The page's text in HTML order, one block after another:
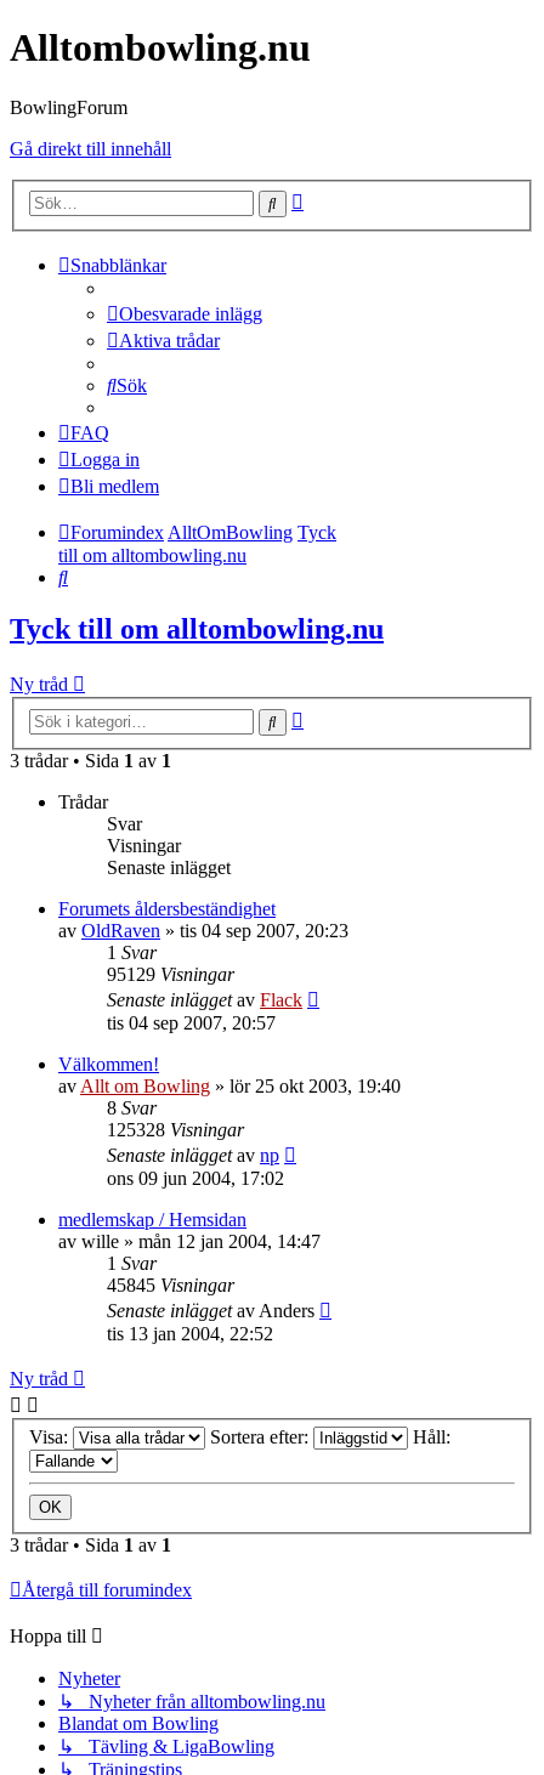
Alltombowling.nu
BowlingForum
Gå direkt till innehåll
Sök
Snabblänkar
Obesvarade inlägg
Aktiva trådar
Sök
FAQ
Logga in
Bli medlem
ForumindexAlltOmBowling Tyck
till om alltombowling.nu
Sök
Tyck till om alltombowling.nu
Ny tråd
Sök
3 trådar • Sida 1 av 1
Trådar
Svar
Visningar
Senaste inlägget
Forumets åldersbeständighet
av OldRaven » tis 04 sep 2007, 20:23
1 Svar
95129 Visningar
Senaste inläggetav Flack
tis 04 sep 2007, 20:57
Välkommen!
av Allt om Bowling » lör 25 okt 2003, 19:40
8 Svar
125328 Visningar
Senaste inläggetav np
ons 09 jun 2004, 17:02
medlemskap / Hemsidan
av wille » mån 12 jan 2004, 14:47
1 Svar
45845 Visningar
Senaste inläggetav Anders
tis 13 jan 2004, 22:52
Ny tråd
Visa: Sortera efter: Håll:
3 trådar • Sida 1 av 1
Återgå till forumindex
Hoppa till
Nyheter
↳ Nyheter från alltombowling.nu
Blandat om Bowling
↳ Tävling & LigaBowling
↳ Träningstips